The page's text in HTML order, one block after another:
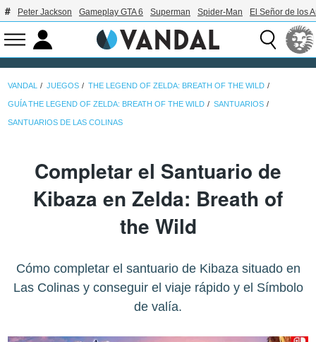
Peter Jackson Gameplay GTA 6 Superman Spider-Man El Señor de los
VANDAL JUEGOS THE LEGEND OF ZELDA: BREATH OF THE WILD
GUÍA THE LEGEND OF ZELDA: BREATH OF THE WILD SANTUARIOS
SANTUARIOS DE LAS COLINAS
Completar el Santuario de
Kibaza en Zelda: Breath of
the Wild
Cómo completar el santuario de Kibaza situado en
Las Colinas y conseguir el viaje rápido y el Símbolo
de valía.